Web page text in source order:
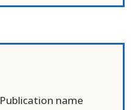
Publication name